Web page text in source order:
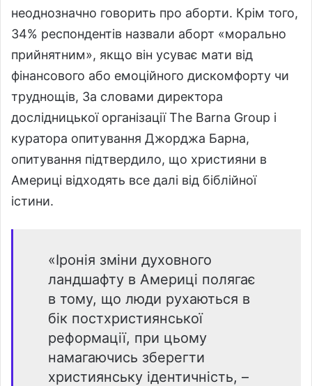
неоднозначно говорить про аборти. Крім того,
34% респондентів назвали аборт «морально
прийнятним», якщо він усуває мати від
фінансового або емоційного дискомфорту чи
труднощів, За словами директора
дослідницької організації The Barna Group і
куратора опитування Джорджа Барна,
опитування підтвердило, що християни в
Америці відходять все далі від біблійної
істини.
«Іронія зміни духовного
ландшафту в Америці полягає
в тому, що люди рухаються в
бік постхристиянської
реформації, при цьому
намагаючись зберегти
християнську ідентичність, –